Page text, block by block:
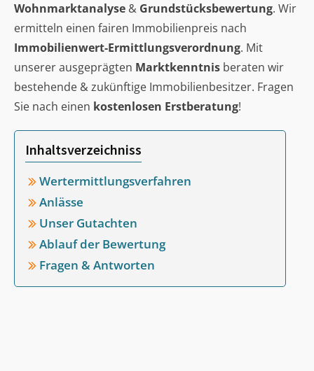
Wohnmarktanalyse & Grundstücksbewertung. Wir
ermitteln einen fairen Immobilienpreis nach
Immobilienwert-Ermittlungsverordnung. Mit
unserer ausgeprägten Marktkenntnis beraten wir
bestehende & zukünftige Immobilienbesitzer. Fragen
Sie nach einen kostenlosen Erstberatung!
Inhaltsverzeichniss
Wertermittlungsverfahren
Anlässe
Unser Gutachten
Ablauf der Bewertung
Fragen & Antworten